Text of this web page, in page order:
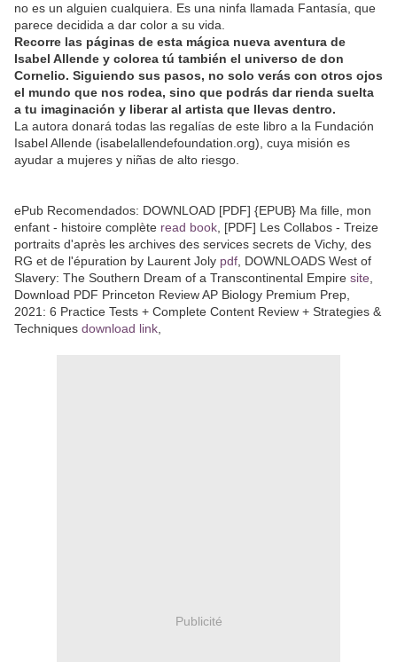
no es un alguien cualquiera. Es una ninfa llamada Fantasía, que
parece decidida a dar color a su vida.
Recorre las páginas de esta mágica nueva aventura de
Isabel Allende y colorea tú también el universo de don
Cornelio. Siguiendo sus pasos, no solo verás con otros ojos
el mundo que nos rodea, sino que podrás dar rienda suelta
a tu imaginación y liberar al artista que llevas dentro.
La autora donará todas las regalías de este libro a la Fundación
Isabel Allende (isabelallendefoundation.org), cuya misión es
ayudar a mujeres y niñas de alto riesgo.
ePub Recomendados: DOWNLOAD [PDF] {EPUB} Ma fille, mon
enfant - histoire complète read book , [PDF] Les Collabos - Treize
portraits d'après les archives des services secrets de Vichy, des
RG et de l'épuration by Laurent Joly pdf , DOWNLOADS West of
Slavery: The Southern Dream of a Transcontinental Empire site
Download PDF Princeton Review AP Biology Premium Prep,
2021: 6 Practice Tests + Complete Content Review + Strategies &
Techniques download link
Publicité